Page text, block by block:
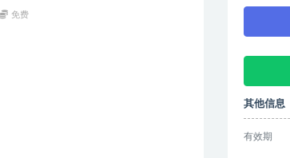
免费
其他信息
有效期